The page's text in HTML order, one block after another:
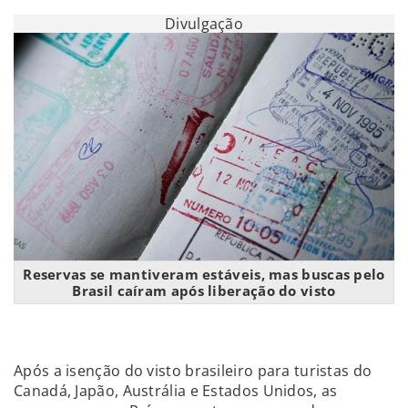
Divulgação
Reservas se mantiveram estáveis, mas buscas pelo
Brasil caíram após liberação do visto
Após a isenção do visto brasileiro para turistas do
Canadá, Japão, Austrália e Estados Unidos, as